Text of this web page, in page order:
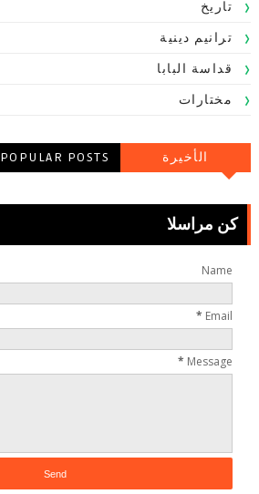
تاريخ
ترانيم دينية
قداسة البابا
مختارات
الأخيرة POPULAR POSTS
كن مراسلا
Name
Email
*
Message
*